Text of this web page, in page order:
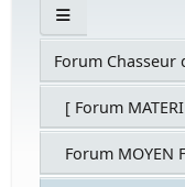
Forum Chasseur
[ Forum
Forum MOYEN